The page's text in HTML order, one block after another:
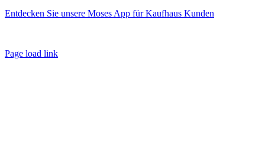
Entdecken Sie unsere Moses App für Kaufhaus Kunden
Page load link